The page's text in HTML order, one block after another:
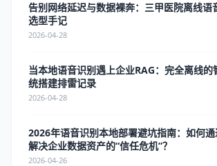
告别网络延迟与数据裸奔：三甲医院离线语
选型手记
2026-04-28
当本地语音识别遇上企业RAG：完全离线的
统搭建排雷记录
2026-04-28
2026年语音识别本地部署避坑指南：如何
解决企业数据资产的“信任危机”？
2026-04-26